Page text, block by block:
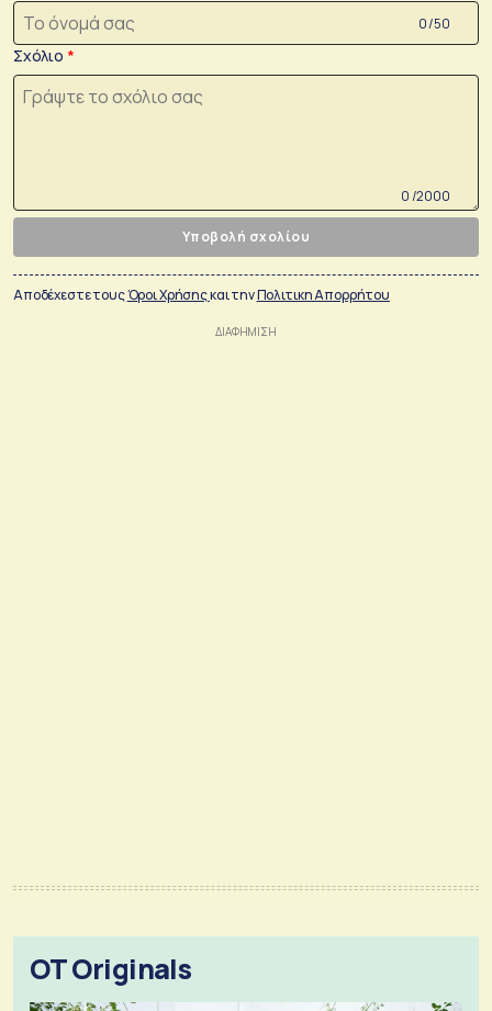
0 /50
Σχόλιο
0 /2000
Υποβολή σχολίου
Αποδέχεστε τουςΌροι Χρήσηςκαι τηνΠολιτικη Απορρήτου
OT Originals